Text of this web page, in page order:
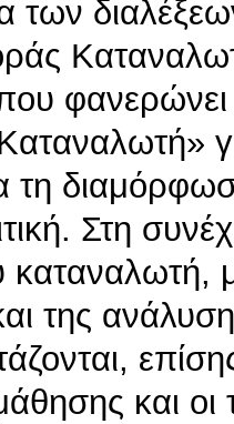
των
τη
Στη
της
και